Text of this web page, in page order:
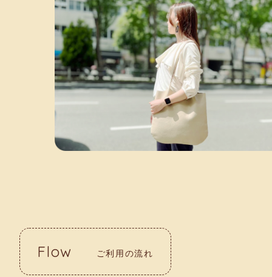
Flow ご利用の流れ